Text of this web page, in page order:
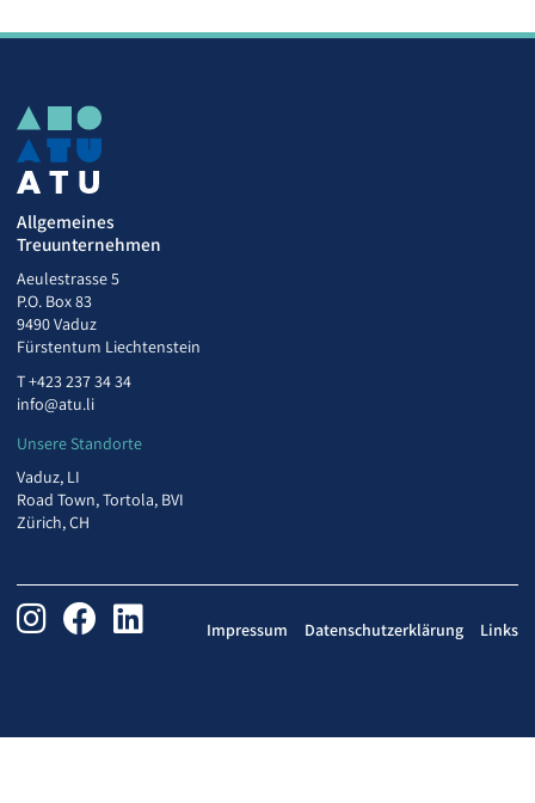
Allgemeines
Treuunternehmen
Aeulestrasse 5
P.O. Box 83
9490 Vaduz
Fürstentum Liechtenstein
T+423 237 34 34
info@atu.li
Unsere Standorte
Vaduz, LI
Road Town, Tortola, BVI
Zürich, CH
Impressum Datenschutzerklärung Links